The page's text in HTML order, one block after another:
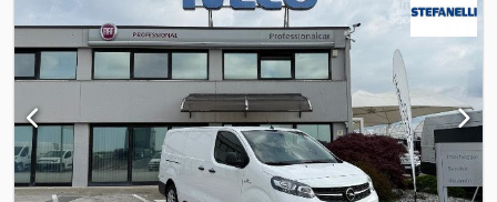
Spreman za vožnju, menjač proizvodi zvuke. Posebna oprema:
zaštita kabine. Dodatna oprema: vazdušni jastuk na strani vozača,
obrtomer, ojačano vešanje, karoserija/nadgradnja: standardna
sandučara sa dvostrukom kabinom, podešavanje visine farova,
motor 2,5 l – 88 kW CDTI, standardni krov H1, dozvoljena ukupna
masa 3,5 t, međuosovinsko rastojanje 4078 mm, set za popravku
guma, sedišta u vozačkoj kabini: dvosed za suvozača, podeljeno
staklo spoljašnjih retrovizora, čelične felne 6x16, termoizolaciona